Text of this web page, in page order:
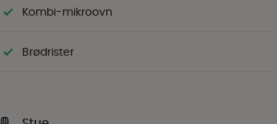
Kombi-mikroovn
Brødrister